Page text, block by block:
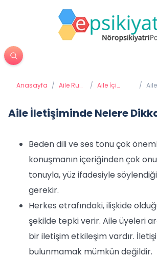
Anasayfa / Aile Ruh
/ Aile İçi
/
Aile İletişiminde Nelere
Beden dili ve ses tonu çok
konuşmanın içeriğinden çok
tonuyla, yüz ifadesiyle
gerekir.
Herkes etrafındaki, ilişkide
şekilde tepki verir. Aile üyeleri
bir iletişim etkileşim vardır.
bulunmamak mümkün değildir.